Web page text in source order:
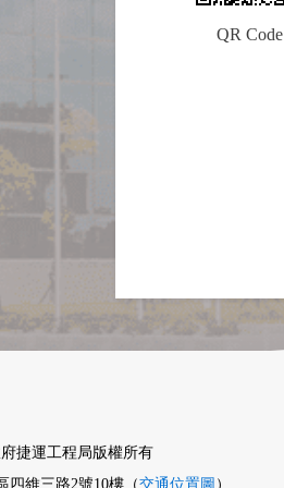
QR Code
捷運工程局版權所有
四維三路2號10樓（交通位置圖 ）